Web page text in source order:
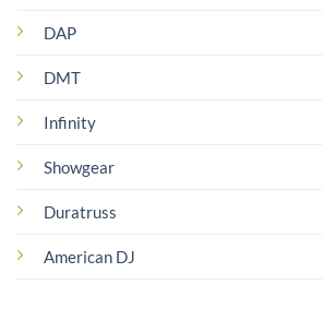
DAP
DMT
Infinity
Showgear
Duratruss
American DJ